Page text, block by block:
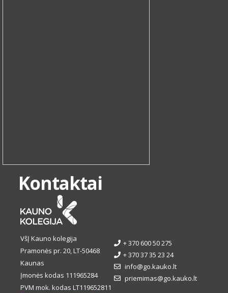
Kontaktai
VšĮ Kauno kolegija
Pramonės pr. 20, LT-50468
Kaunas
Įmonės kodas 111965284
PVM mok. kodas LT119652811
+ 370 600 50 275
+ 370 37 35 23 24
info@go.kauko.lt
priemimas@go.kauko.lt